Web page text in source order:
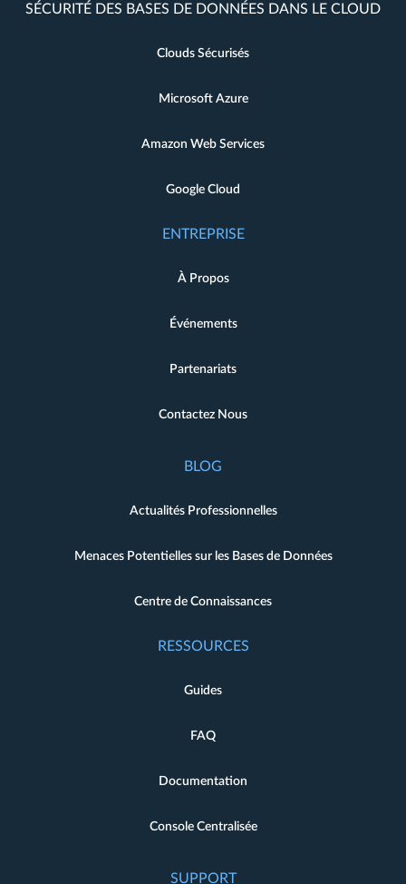
SÉCURITÉ DES BASES DE DONNÉES DANS LE CLOUD
Clouds Sécurisés
Microsoft Azure
Amazon Web Services
Google Cloud
ENTREPRISE
À Propos
Événements
Partenariats
Contactez Nous
BLOG
Actualités Professionnelles
Menaces Potentielles sur les Bases de Données
Centre de Connaissances
RESSOURCES
Guides
FAQ
Documentation
Console Centralisée
SUPPORT